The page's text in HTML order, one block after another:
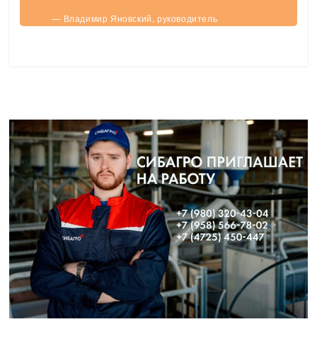
— Владимир Яновский, руководитель
направления белгородского отделения Банка